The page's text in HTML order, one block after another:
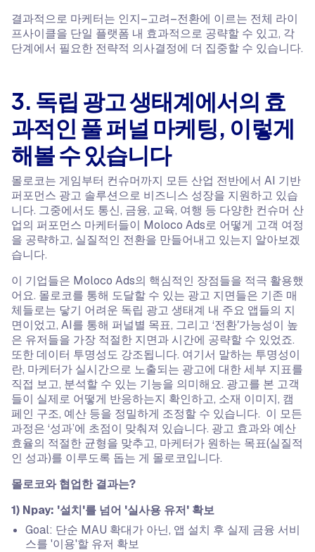
결과적으로 마케터는 인지–고려–전환에 이르는 전체 라이
프사이클을 단일 플랫폼 내 효과적으로 공략할 수 있고, 각
단계에서 필요한 전략적 의사결정에 더 집중할 수 있습니다.
3. 독립 광고 생태계에서의 효
과적인 풀 퍼널 마케팅, 이렇게
해볼 수 있습니다
몰로코는 게임부터 컨슈머까지 모든 산업 전반에서 AI 기반
퍼포먼스 광고 솔루션으로 비즈니스 성장을 지원하고 있습
니다. 그중에서도 통신, 금융, 교육, 여행 등 다양한 컨슈머 산
업의 퍼포먼스 마케터들이 Moloco Ads로 어떻게 고객 여정
을 공략하고, 실질적인 전환을 만들어내고 있는지 알아보겠
습니다.
이 기업들은 Moloco Ads의 핵심적인 장점들을 적극 활용했
어요. 몰로코를 통해 도달할 수 있는 광고 지면들은 기존 매
체들로는 닿기 어려운 독립 광고 생태계 내 주요 앱들의 지
면이었고, AI를 통해 퍼널별 목표, 그리고 ‘전환ʼ가능성이 높
은 유저들을 가장 적절한 지면과 시간에 공략할 수 있었죠.
또한 데이터 투명성도 강조됩니다. 여기서 말하는 투명성이
란, 마케터가 실시간으로 노출되는 광고에 대한 세부 지표를
직접 보고, 분석할 수 있는 기능을 의미해요. 광고를 본 고객
들이 실제로 어떻게 반응하는지 확인하고, 소재 이미지, 캠
페인 구조, 예산 등을 정밀하게 조정할 수 있습니다. 이 모든
과정은 ‘성과’에 초점이 맞춰져 있습니다. 광고 효과와 예산
효율의 적절한 균형을 맞추고, 마케터가 원하는 목표(실질적
인 성과)를 이루도록 돕는 게 몰로코입니다.
몰로코와 협업한 결과는?
1) Npay: '설치'를 넘어 '실사용 유저' 확보
Goal: 단순 MAU 확대가 아닌, 앱 설치 후 실제 금융 서비
스를 '이용'할 유저 확보